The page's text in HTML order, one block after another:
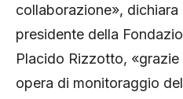
collaborazione», dichiara
presidente della
Placido Rizzotto, «grazie
opera di monitoraggio